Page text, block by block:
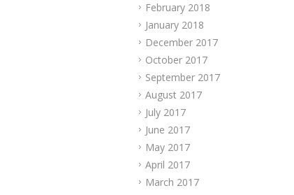
February 2018
January 2018
December 2017
October 2017
September 2017
August 2017
July 2017
June 2017
May 2017
April 2017
March 2017